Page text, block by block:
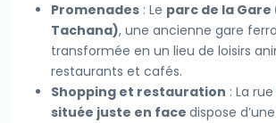
Promenades : Le parc de la Gare
Tachana), une ancienne gare
transformée en un lieu de loisirs
restaurants et cafés.
Shopping et restauration : La rue
située juste en face dispose